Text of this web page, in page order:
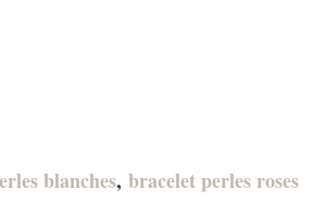
blanches, bracelet perles roses